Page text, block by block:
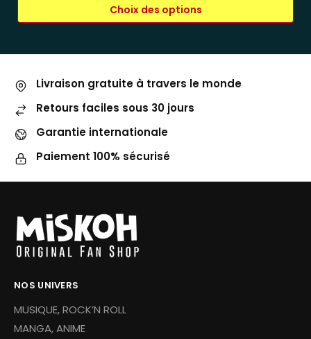
Choix des options
Livraison gratuite à travers le monde
Retours faciles sous 30 jours
Garantie internationale
Paiement 100% sécurisé
NOS UNIVERS
MUSIQUE, ROCK’N ROLL
MANGA, ANIME